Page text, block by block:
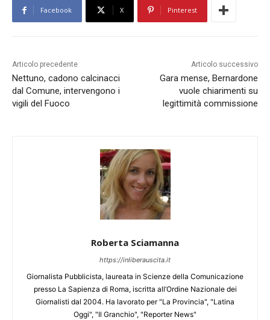
Facebook X Pinterest
Articolo precedente
Nettuno, cadono calcinacci
dal Comune, intervengono i
vigili del Fuoco
Articolo successivo
Gara mense, Bernardone
vuole chiarimenti su
legittimità commissione
Roberta Sciamanna
https://inliberauscita.it
Giornalista Pubblicista, laureata in Scienze della Comunicazione
presso La Sapienza di Roma, iscritta all’Ordine Nazionale dei
Giornalisti dal 2004. Ha lavorato per "La Provincia", "Latina
Oggi", "Il Granchio", "Reporter News"